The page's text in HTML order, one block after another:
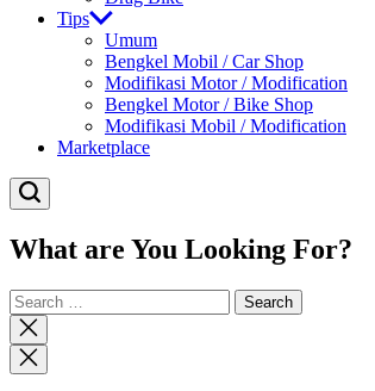
Tips
Umum
Bengkel Mobil / Car Shop
Modifikasi Motor / Modification
Bengkel Motor / Bike Shop
Modifikasi Mobil / Modification
Marketplace
What are You Looking For?
Search
for:
Close
search